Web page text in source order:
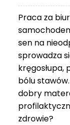
Praca za
sen na
sprowadza
bólu
dobry
zdrowie?